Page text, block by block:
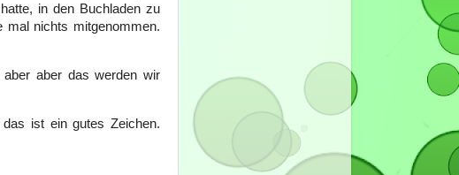
in den Buchladen zu
mal nichts mitgenommen.
aber das werden wir
ist ein gutes Zeichen.